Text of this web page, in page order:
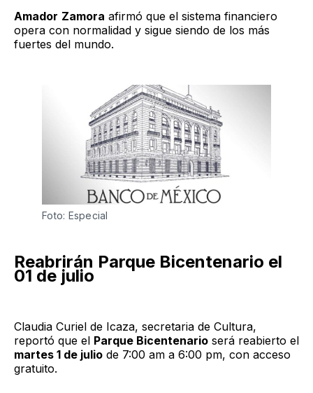
Amador Zamora afirmó que el sistema financiero
opera con normalidad y sigue siendo de los más
fuertes del mundo.
Foto: Especial
Reabrirán Parque Bicentenario el
01 de julio
Claudia Curiel de Icaza, secretaria de Cultura,
reportó que el Parque Bicentenario será reabierto el
martes 1 de julio de 7:00 am a 6:00 pm, con acceso
gratuito.